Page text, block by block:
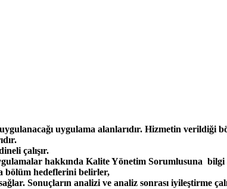
uygulama alanlarıdır. Hizmetin verildiği
çalışır.
hakkında Kalite Yönetim Sorumlusuna
bölüm hedeflerini belirler,
Sonuçların analizi ve analiz sonrası iyileştirme